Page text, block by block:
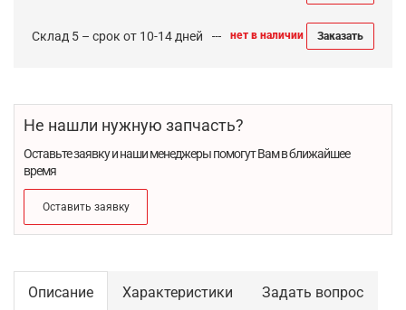
Склад 5 – срок от 10-14 дней нет в наличии Заказать
Не нашли нужную запчасть?
Оставьте заявку и наши менеджеры помогут Вам в ближайшее
время
Оставить заявку
Описание Характеристики Задать вопрос